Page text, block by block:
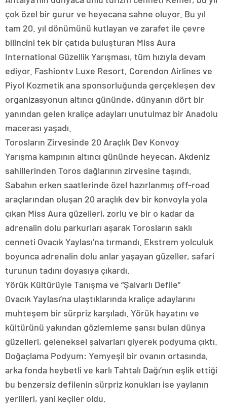
çok özel bir gurur ve heyecana sahne oluyor. Bu yıl
tam 20. yıl dönümünü kutlayan ve zarafet ile çevre
bilincini tek bir çatıda buluşturan Miss Aura
International Güzellik Yarışması, tüm hızıyla devam
ediyor. Fashiontv Luxe Resort, Corendon Airlines ve
Piyol Kozmetik ana sponsorluğunda gerçekleşen dev
organizasyonun altıncı gününde, dünyanın dört bir
yanından gelen kraliçe adayları unutulmaz bir Anadolu
macerası yaşadı.
Torosların Zirvesinde 20 Araçlık Dev Konvoy
Yarışma kampının altıncı gününde heyecan, Akdeniz
sahillerinden Toros dağlarının zirvesine taşındı.
Sabahın erken saatlerinde özel hazırlanmış off-road
araçlarından oluşan 20 araçlık dev bir konvoyla yola
çıkan Miss Aura güzelleri, zorlu ve bir o kadar da
adrenalin dolu parkurları aşarak Torosların saklı
cenneti Ovacık Yaylası’na tırmandı. Ekstrem yolculuk
boyunca adrenalin dolu anlar yaşayan güzeller, safari
turunun tadını doyasıya çıkardı.
Yörük Kültürüyle Tanışma ve “Şalvarlı Defile”
Ovacık Yaylası’na ulaştıklarında kraliçe adaylarını
muhteşem bir sürpriz karşıladı. Yörük hayatını ve
kültürünü yakından gözlemleme şansı bulan dünya
güzelleri, geleneksel şalvarları giyerek podyuma çıktı.
Doğaçlama Podyum: Yemyeşil bir ovanın ortasında,
arka fonda heybetli ve karlı Tahtalı Dağı’nın eşlik ettiği
bu benzersiz defilenin sürpriz konukları ise yaylanın
yerlileri, yani keçiler oldu.